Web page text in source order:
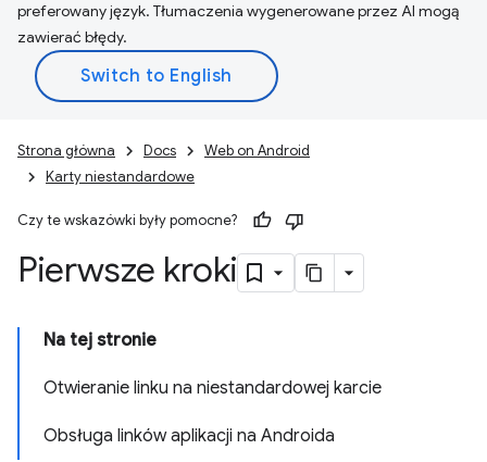
preferowany język. Tłumaczenia wygenerowane przez AI mogą
zawierać błędy.
Strona główna Docs
Web on Android
Karty niestandardowe
Czy te wskazówki były pomocne?
Pierwsze kroki
Na tej stronie
Otwieranie linku na niestandardowej karcie
Obsługa linków aplikacji na Androida